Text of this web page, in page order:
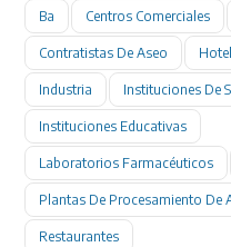
Ba Centros Comerciales
Contratistas De Aseo
Industria Instituciones De
Instituciones Educativas
Laboratorios Farmacéuticos
Plantas De Procesamiento De
Restaurantes